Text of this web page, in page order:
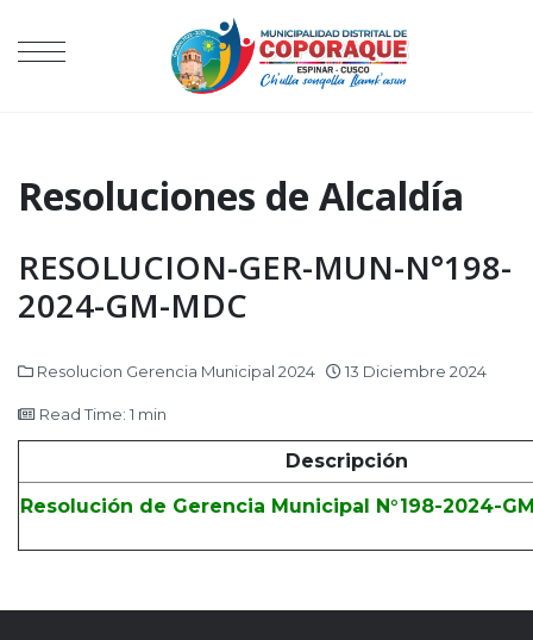
Resoluciones de Alcaldía
RESOLUCION-GER-MUN-N°198-
2024-GM-MDC
Resolucion Gerencia Municipal 2024 13 Diciembre 2024
Read Time: 1 min
Descripción
Resolución de Gerencia Municipal N°198-2024-